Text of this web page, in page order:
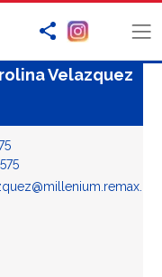
Velazquez